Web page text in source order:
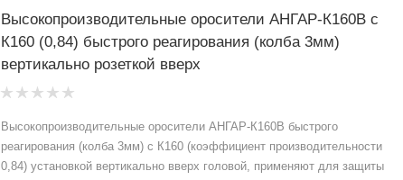
Высокопроизводительные оросители АНГАР-К160В с
К160 (0,84) быстрого реагирования (колба 3мм)
вертикально розеткой вверх
Высокопроизводительные оросители АНГАР-К160В быстрого
реагирования (колба 3мм) с К160 (коэффициент производительности
0,84) установкой вертикально вверх головой, применяют для защиты